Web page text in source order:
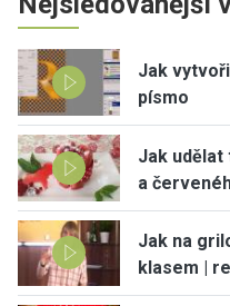
Jak
písmo
Jak
a
Jak na
klasem |